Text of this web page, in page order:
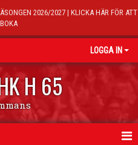
2026/2027 | KLICKA HÄR FÖR ATT
BOKA
LOGGA IN
H 65